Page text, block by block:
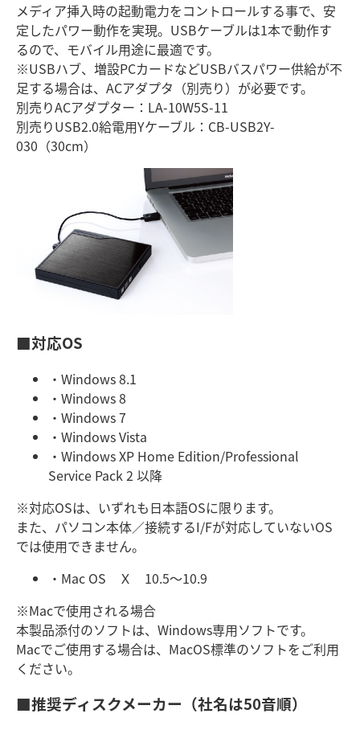
メディア挿入時の起動電力をコントロールする事で、安
定したパワー動作を実現。USBケーブルは1本で動作す
るので、モバイル用途に最適です。
※USBハブ、増設PCカードなどUSBバスパワー供給が不
足する場合は、ACアダプタ（別売り）が必要です。
別売りACアダプター：LA-10W5S-11
別売りUSB2.0給電用Yケーブル：CB-USB2Y-
030（30cm）
■対応OS
・Windows 8.1
・Windows 8
・Windows 7
・Windows Vista
・Windows XP Home Edition/Professional
Service Pack 2 以降
※対応OSは、いずれも日本語OSに限ります。
また、パソコン本体／接続するI/Fが対応していないOS
では使用できません。
・Mac OS Ｘ 10.5～10.9
※Macで使用される場合
本製品添付のソフトは、Windows専用ソフトです。
Macでご使用する場合は、MacOS標準のソフトをご利用
ください。
■推奨ディスクメーカー（社名は50音順）